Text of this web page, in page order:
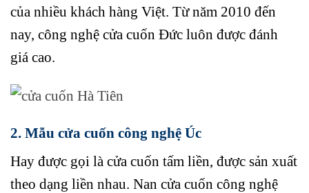
của nhiều khách hàng Việt. Từ năm 2010 đến
nay, công nghệ cửa cuốn Đức luôn được đánh
giá cao.
2. Mẫu cửa cuốn công nghệ Úc
Hay được gọi là cửa cuốn tấm liền, được sản xuất
theo dạng liền nhau. Nan cửa cuốn công nghệ